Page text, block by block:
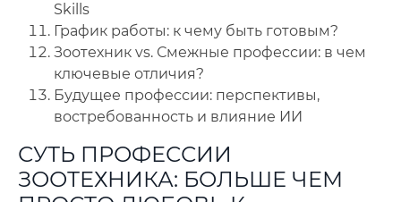
Skills
График работы: к чему быть готовым?
Зоотехник vs. Смежные профессии: в чем
ключевые отличия?
Будущее профессии: перспективы,
востребованность и влияние ИИ
СУТЬ ПРОФЕССИИ
ЗООТЕХНИКА: БОЛЬШЕ ЧЕМ